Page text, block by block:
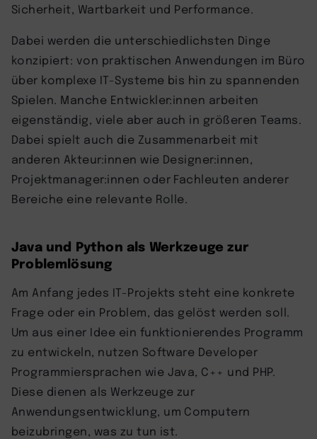
Sicherheit, Wartbarkeit und Performance.
Dabei werden die unterschiedlichsten Dinge
konzipiert: von praktischen Anwendungen im Büro
über komplexe IT-Systeme bis hin zu spannenden
Spielen. Manche Entwickler:innen arbeiten
eigenständig, viele aber auch in größeren Teams.
Dabei spielt auch die Zusammenarbeit mit
anderen Akteur:innen wie Designer:innen,
Projektmanager:innen oder Fachleuten anderer
Bereiche eine relevante Rolle.
Java und Python als Werkzeuge zur
Problemlösung
Am Anfang jedes IT-Projekts steht eine konkrete
Frage oder ein Problem, das gelöst werden soll.
Um aus einer Idee ein funktionierendes Programm
zu entwickeln, nutzen Software Developer
Programmiersprachen wie Java, C++ und PHP.
Diese dienen als Werkzeuge zur
Anwendungsentwicklung, um Computern
beizubringen, was zu tun ist.